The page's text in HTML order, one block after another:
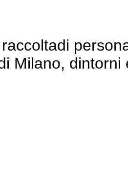
Milano, dintorni